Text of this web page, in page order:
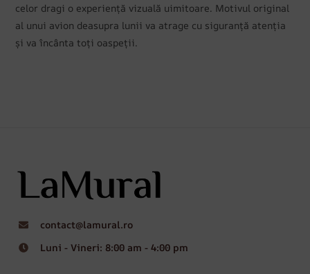
celor dragi o experiență vizuală uimitoare. Motivul original
al unui avion deasupra lunii va atrage cu siguranță atenția
și va încânta toți oaspeții.
contact@lamural.ro
Luni - Vineri: 8:00 am - 4:00 pm